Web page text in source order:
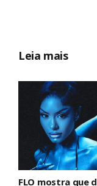
Leia mais
FLO mostra que